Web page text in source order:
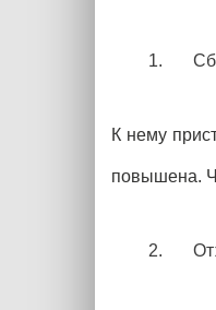
К нему
повышена.